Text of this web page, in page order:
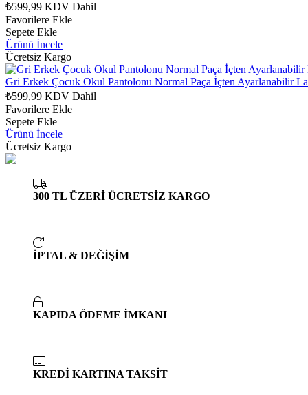
₺599,99 KDV Dahil
Favorilere Ekle
Sepete Ekle
Ürünü İncele
Ücretsiz Kargo
Gri Erkek Çocuk Okul Pantolonu Normal Paça İçten Ayarlanabilir
₺599,99 KDV Dahil
Favorilere Ekle
Sepete Ekle
Ürünü İncele
Ücretsiz Kargo
300 TL ÜZERİ ÜCRETSİZ KARGO
İPTAL & DEĞİŞİM
KAPIDA ÖDEME İMKANI
KREDİ KARTINA TAKSİT